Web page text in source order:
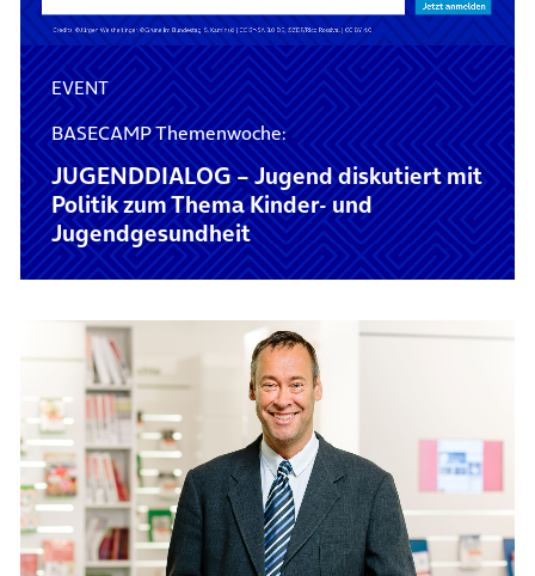
EVENT
BASECAMP Themenwoche:
JUGENDDIALOG – Jugend diskutiert mit
Politik zum Thema Kinder- und
Jugendgesundheit